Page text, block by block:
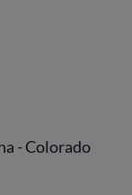
- Colorado